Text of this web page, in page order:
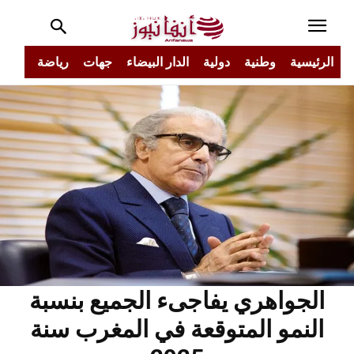
الرئيسية وطنية دولية الدار البيضاء جهات رياضة
الجواهري يفاجىء الجميع بنسبة
النمو المتوقعة في المغرب سنة